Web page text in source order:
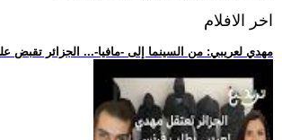
اخر الافلام
.. مهدي لعريبي: من السينما إلى -مافيا-... الجزائر تقبض